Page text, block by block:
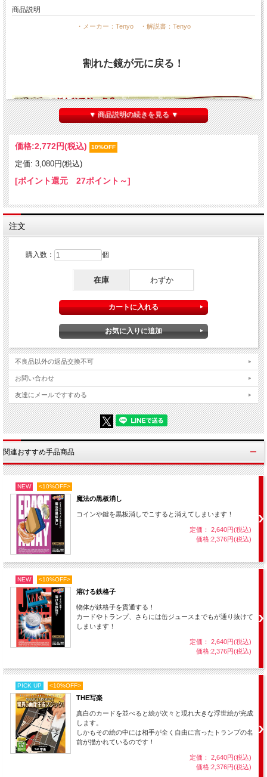
商品説明
・メーカー：Tenyo ・解説書：Tenyo
割れた鏡が元に戻る！
↓ 動画をご覧下さい！ ↓
鏡を硬いもので何度も叩いて、ひび割れだらけにします。
は元の傷一つない鏡に戻ってしまうのです！
時間を巻き戻すかのようなビジュアルな現象。鏡に隠された意外なト
リックを是非お楽しみください。
▼ 商品説明の続きを見る ▼
価格:2,772円(税込) 10%OFF
定価: 3,080円(税込)
[ポイント還元 27ポイント～]
注文
購入数： 個
在庫 わずか
不良品以外の返品交換不可
お問い合わせ
友達にメールですすめる
関連おすすめ手品商品
NEW <10%OFF>
魔法の黒板消し
コインや鍵を黒板消しでこすると消えてしまいます！
定価： 2,640円(税込)
価格:2,376円(税込)
NEW <10%OFF>
溶ける鉄格子
物体が鉄格子を貫通する！
カードやトランプ、さらには缶ジュースまでもが通り抜けて
しまいます！
定価： 2,640円(税込)
価格:2,376円(税込)
PICK UP <10%OFF>
THE写楽
真白のカードを並べると絵が次々と現れ大きな浮世絵が完成
します。
しかもその絵の中には相手が全く自由に言ったトランプの名
前が描かれているのです！
定価： 2,640円(税込)
価格:2,376円(税込)